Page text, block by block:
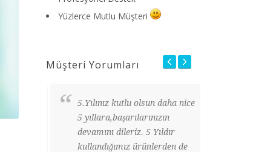
Yüzlerce Mutlu Müşteri
Müşteri Yorumları
5.Yılınız kutlu olsun daha nice
5 yıllara,başarılarınızın
devamını dileriz. 5 Yıldır
kullandığımız ürünlerden de